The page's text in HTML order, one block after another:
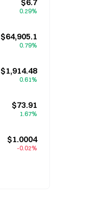
$6.7
0.29%
$64,905.1
0.79%
$1,914.48
0.61%
$73.91
1.67%
$1.0004
-0.02%